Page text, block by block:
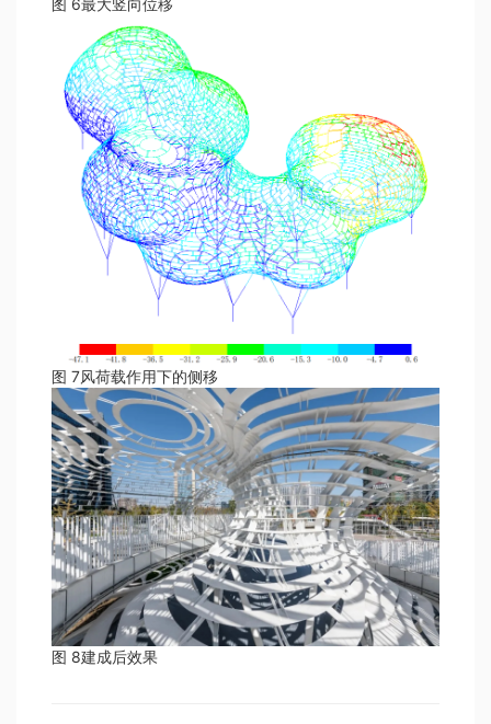
图 6最大竖向位移
图 7风荷载作用下的侧移
图 8建成后效果